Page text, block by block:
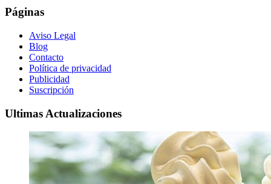
Páginas
Aviso Legal
Blog
Contacto
Política de privacidad
Publicidad
Suscripción
Ultimas Actualizaciones